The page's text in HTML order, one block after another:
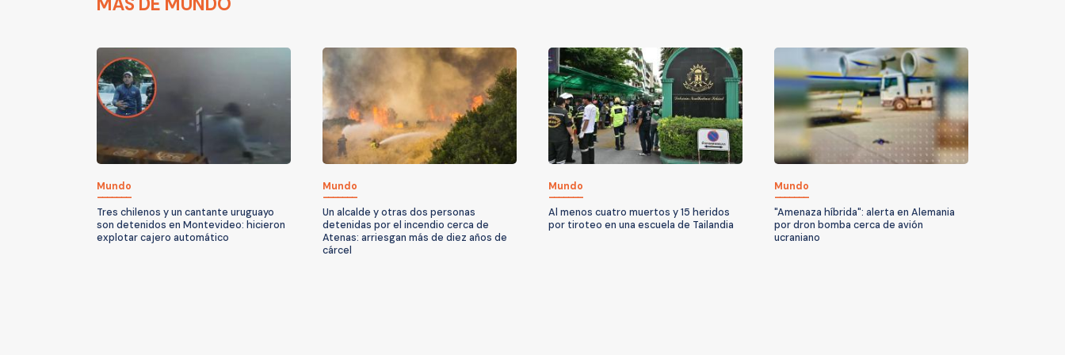
Mundo
Tres chilenos y un cantante uruguayo
son detenidos en Montevideo: hicieron
explotar cajero automático
Mundo
Un alcalde y otras dos personas
detenidas por el incendio cerca de
Atenas: arriesgan más de diez años de
cárcel
Mundo
Al menos cuatro muertos y 15 heridos
por tiroteo en una escuela de Tailandia
Mundo
"Amenaza híbrida": alerta en Alemania
por dron bomba cerca de avión
ucraniano